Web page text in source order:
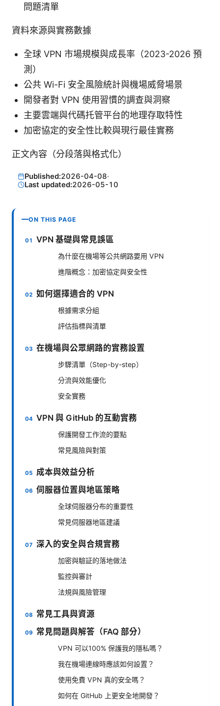
問題清單
資料來源與實務數據
全球 VPN 市場規模與成長率（2023-2026 預
測）
公共 Wi-Fi 安全風險統計與機場威脅場景
開發者對 VPN 使用習慣的調查與洞察
主要雲端與代碼托管平台的地理存取特性
加密協定的安全性比較與現行最佳實務
正文內容（分段落與格式化）
Published:2026-04-08·
Last updated:2026-05-10
ON THIS PAGE
VPN 基礎與常見誤區
為什麼在機場等公共網路要用 VPN
進階概念：加密協定與安全性
如何選擇適合的 VPN
根據需求分組
評估指標與清單
在機場與公眾網路的實務設置
步驟清單（Step-by-step）
分流與效能優化
安全實務
VPN 與 GitHub 的互動實務
保護開發工作流的要點
常見風險與對策
成本與效益分析
伺服器位置與地區策略
全球伺服器分布的重要性
常見伺服器地區建議
深入的安全與合規實務
加密與驗証的落地做法
監控與審計
法規與風險管理
常見工具與資源
常見問題與解答（FAQ 部分）
VPN 可以100% 保護我的隱私嗎？
我在機場連線時應該如何設置？
使用免費 VPN 真的安全嗎？
如何在 GitHub 上更安全地開發？